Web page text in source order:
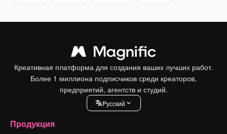
Креативная платформа для создания ваших лучших работ.
Более 1 миллиона подписчиков среди креаторов,
предприятий, агентств и студий.
Pусский
Продукция